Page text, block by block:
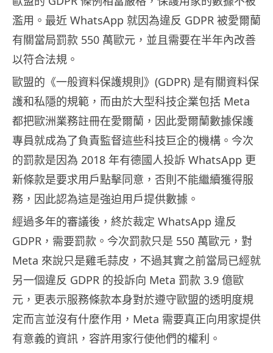
濫用。最近 WhatsApp 就因為違反 GDPR 被愛爾蘭
有關當局罰款 550 萬歐元，並且需要在半年內改善
以符合法規。
歐盟的《一般資料保護規則》(GDPR) 是有關資料保
護和私隱的規範，而由於大型科技企業包括 Meta
都把歐洲業務註冊在愛爾蘭，因此愛爾蘭數據保護
專員就成為了負責監督這些科技巨企的機構。今次
的罰款是因為 2018 年有德國人投訴 WhatsApp 更
新條款是要求用戶點擊同意，否則不能繼續獲得服
務，因此認為這是強迫用戶提供數據。
經過多年的審議後，終於裁定 WhatsApp 違反
GDPR，需要罰款。今次罰款只是 550 萬歐元，對
Meta 來說只是雞毛蒜皮，不過其實之前當局已經就
另一個違反 GDPR 的投訴向 Meta 罰款 3.9 億歐
元，更表示服務條款本身對於遵守歐盟的透明度規
定而言並沒有什麼作用，Meta 需要真正向用家提供
有意義的資訊，容許用家行使他們的權利。